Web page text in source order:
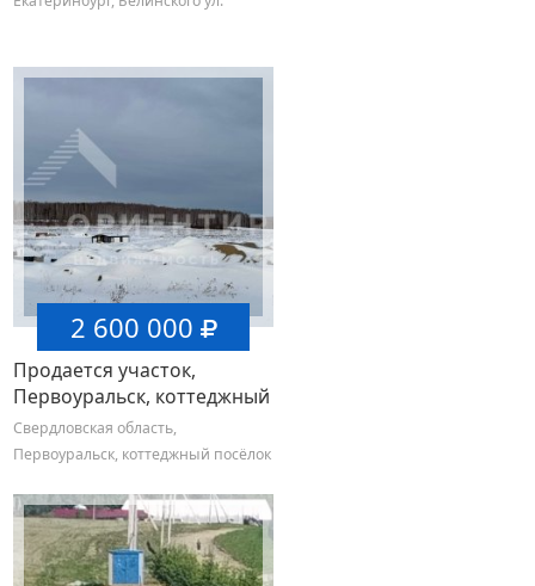
2 600 000
Продается участок,
Первоуральск, коттеджный
посёлок Семейные
традиции тер.
Свердловская область,
Первоуральск, коттеджный посёлок